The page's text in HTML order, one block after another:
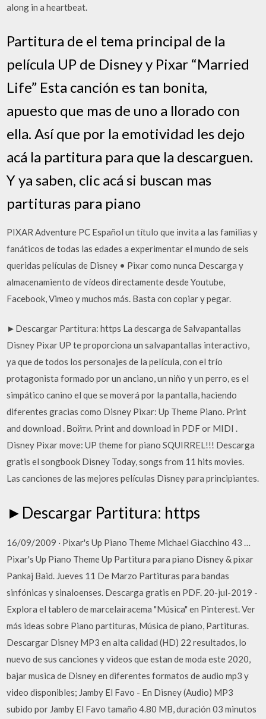
along in a heartbeat.
Partitura de el tema principal de la
película UP de Disney y Pixar “Married
Life” Esta canción es tan bonita,
apuesto que mas de uno a llorado con
ella. Así que por la emotividad les dejo
acá la partitura para que la descarguen.
Y ya saben, clic acá si buscan mas
partituras para piano
PIXAR Adventure PC Español un título que invita a las familias y
fanáticos de todas las edades a experimentar el mundo de seis
queridas películas de Disney • Pixar como nunca Descarga y
almacenamiento de vídeos directamente desde Youtube,
Facebook, Vimeo y muchos más. Basta con copiar y pegar.
►Descargar Partitura: https La descarga de Salvapantallas
Disney Pixar UP te proporciona un salvapantallas interactivo,
ya que de todos los personajes de la película, con el trío
protagonista formado por un anciano, un niño y un perro, es el
simpático canino el que se moverá por la pantalla, haciendo
diferentes gracias como Disney Pixar: Up Theme Piano. Print
and download . Войти. Print and download in PDF or MIDI .
Disney Pixar move: UP theme for piano SQUIRREL!!! Descarga
gratis el songbook Disney Today, songs from 11 hits movies.
Las canciones de las mejores películas Disney para principiantes.
►Descargar Partitura: https
16/09/2009 · Pixar's Up Piano Theme Michael Giacchino 43 …
Pixar's Up Piano Theme Up Partitura para piano Disney & pixar
Pankaj Baid. Jueves 11 De Marzo Partituras para bandas
sinfónicas y sinaloenses. Descarga gratis en PDF. 20-jul-2019 -
Explora el tablero de marcelairacema "Música" en Pinterest. Ver
más ideas sobre Piano partituras, Música de piano, Partituras.
Descargar Disney MP3 en alta calidad (HD) 22 resultados, lo
nuevo de sus canciones y videos que estan de moda este 2020,
bajar musica de Disney en diferentes formatos de audio mp3 y
video disponibles; Jamby El Favo - En Disney (Audio) MP3
subido por Jamby El Favo tamaño 4.80 MB, duración 03 minutos